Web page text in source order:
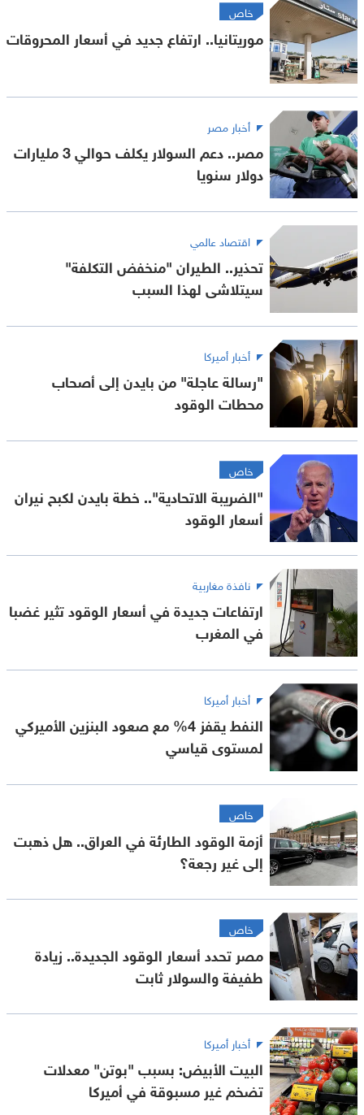
خاص
موريتانيا.. ارتفاع جديد في أسعار المحروقات
أخبار مصر
مصر.. دعم السولار يكلف حوالي 3 مليارات
دولار سنويا
اقتصاد عالمي
تحذير.. الطيران "منخفض التكلفة"
سيتلاشى لهذا السبب
أخبار أميركا
"رسالة عاجلة" من بايدن إلى أصحاب
محطات الوقود
خاص
"الضريبة الاتحادية".. خطة بايدن لكبح نيران
أسعار الوقود
نافذة مغاربية
ارتفاعات جديدة في أسعار الوقود تثير غضبا
في المغرب
أخبار أميركا
النفط يقفز 4% مع صعود البنزين الأميركي
لمستوى قياسي
خاص
أزمة الوقود الطارئة في العراق.. هل ذهبت
إلى غير رجعة؟
خاص
مصر تحدد أسعار الوقود الجديدة.. زيادة
طفيفة والسولار ثابت
أخبار أميركا
البيت الأبيض: بسبب "بوتن" معدلات
تضخم غير مسبوقة في أميركا